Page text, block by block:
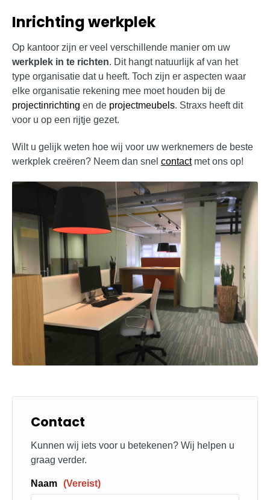
Inrichting werkplek
Op kantoor zijn er veel verschillende manier om uw
werkplek in te richten. Dit hangt natuurlijk af van het
type organisatie dat u heeft. Toch zijn er aspecten waar
elke organisatie rekening mee moet houden bij de
projectinrichting en de projectmeubels. Straxs heeft dit
voor u op een rijtje gezet.
Wilt u gelijk weten hoe wij voor uw werknemers de beste
werkplek creëren? Neem dan snel contactmet ons op!
Contact
Kunnen wij iets voor u betekenen? Wij helpen u
graag verder.
Naam (Vereist)